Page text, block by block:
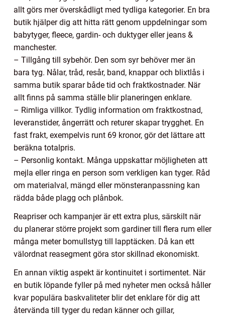
allt görs mer överskådligt med tydliga kategorier. En bra
butik hjälper dig att hitta rätt genom uppdelningar som
babytyger, fleece, gardin- och duktyger eller jeans &
manchester.
– Tillgång till sybehör. Den som syr behöver mer än
bara tyg. Nålar, tråd, resår, band, knappar och blixtlås i
samma butik sparar både tid och fraktkostnader. När
allt finns på samma ställe blir planeringen enklare.
– Rimliga villkor. Tydlig information om fraktkostnad,
leveranstider, ångerrätt och returer skapar trygghet. En
fast frakt, exempelvis runt 69 kronor, gör det lättare att
beräkna totalpris.
– Personlig kontakt. Många uppskattar möjligheten att
mejla eller ringa en person som verkligen kan tyger. Råd
om materialval, mängd eller mönsteranpassning kan
rädda både plagg och plånbok.
Reapriser och kampanjer är ett extra plus, särskilt när
du planerar större projekt som gardiner till flera rum eller
många meter bomullstyg till lapptäcken. Då kan ett
välordnat reasegment göra stor skillnad ekonomiskt.
En annan viktig aspekt är kontinuitet i sortimentet. När
en butik löpande fyller på med nyheter men också håller
kvar populära baskvaliteter blir det enklare för dig att
återvända till tyger du redan känner och gillar,